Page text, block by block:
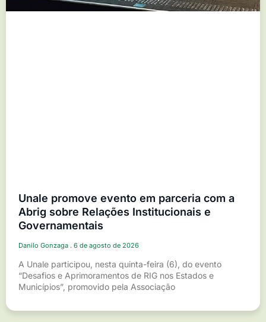
Unale promove evento em parceria com a
Abrig sobre Relações Institucionais e
Governamentais
Danilo Gonzaga 6 de agosto de 2026
A Unale participou, nesta quinta-feira (6), do evento
“Desafios e Aprimoramentos de RIG nos Estados e
Municípios”, promovido pela Associação